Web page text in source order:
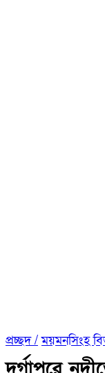
প্রচ্ছদ / ময়মনসিংহ